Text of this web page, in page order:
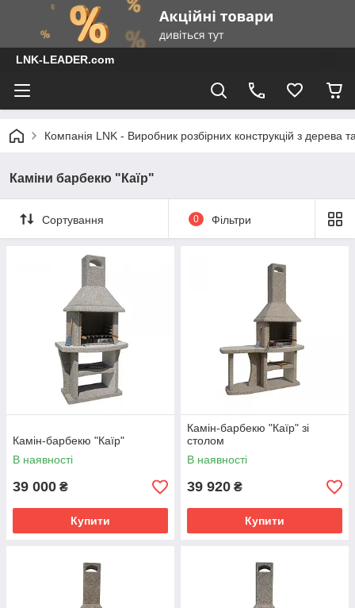
LNK-LEADER.com
Компанія LNK - Виробник розбірних конструкцій з дерева
Каміни барбекю "Каїр"
Сортування 0 Фільтри
Камін-барбекю "Каїр"
В наявності
39 000 ₴
Купити
Камін-барбекю "Каїр" зі
столом
В наявності
39 920 ₴
Купити